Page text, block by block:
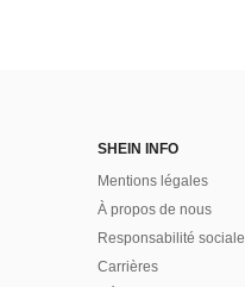
SHEIN INFO
Mentions légales
À propos de nous
Responsabilité sociale
Carrières